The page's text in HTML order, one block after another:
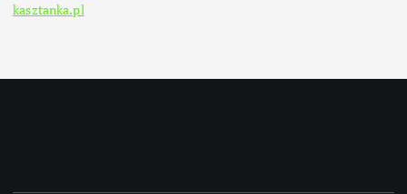
kasztanka.pl